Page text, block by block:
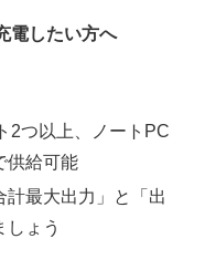
電したい方へ
2つ以上、ノートPC
供給可能
最大出力」と「出
しょう